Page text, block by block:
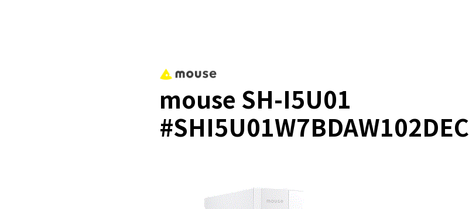
mouse SH-I5U01
#SHI5U01W7BDAW102DEC